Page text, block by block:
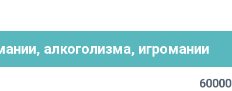
алкоголизма, игромании
60000